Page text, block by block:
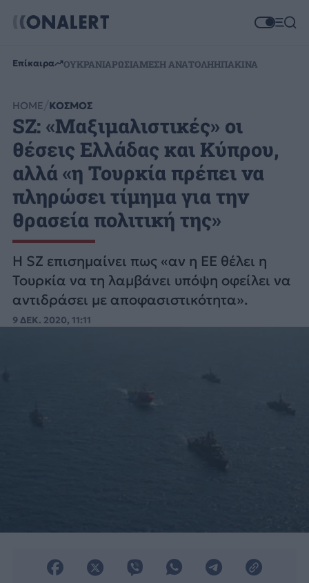
Επίκαιρα ΟΥΚΡΑΝΙΑΡΩΣΙΑΜΕΣΗ ΑΝΑΤΟΛΗΗΠΑΚΙΝΑ
HOME ΚΟΣΜΟΣ
SZ: «Μαξιμαλιστικές» οι
θέσεις Ελλάδας και Κύπρου,
αλλά «η Τουρκία πρέπει να
πληρώσει τίμημα για την
θρασεία πολιτική της»
Η SZ επισημαίνει πως «αν η ΕΕ θέλει η
Τουρκία να τη λαμβάνει υπόψη οφείλει να
αντιδράσει με αποφασιστικότητα».
9 ΔΕΚ. 2020, 11:11